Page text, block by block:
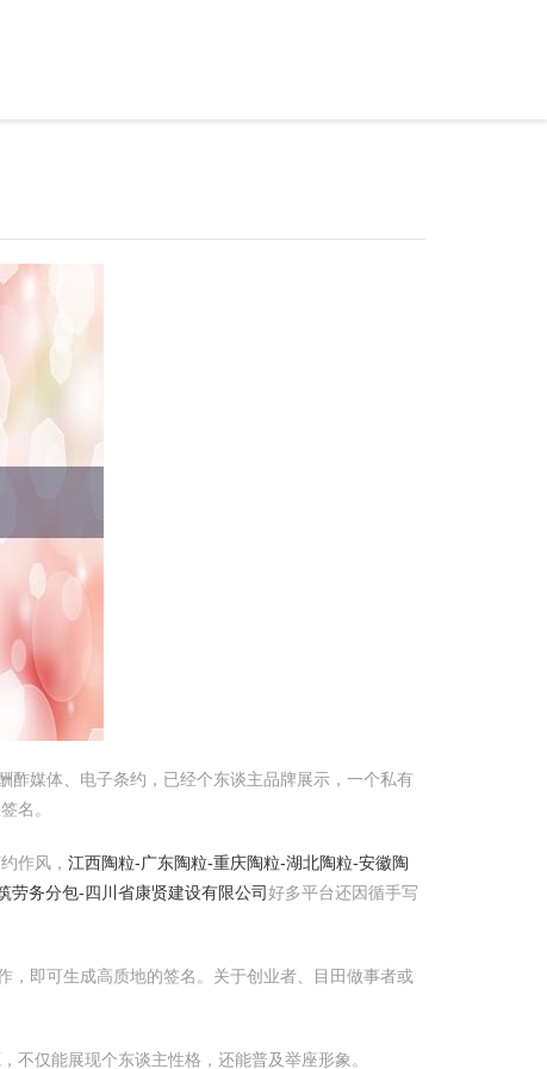
媒体、电子条约，已经个东谈主品牌展示，一个私有
名。
作风， 江西陶粒-广东陶粒-重庆陶粒-湖北陶粒-安徽陶
劳务分包-四川省康贤建设有限公司好多平台还因循手写
，即可生成高质地的签名。关于创业者、目田做事者或
仅能展现个东谈主性格，还能普及举座形象。